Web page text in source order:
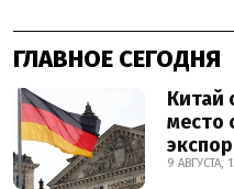
ГЛАВНОЕ СЕГОДНЯ
Китай
место
9 АВГУСТА,